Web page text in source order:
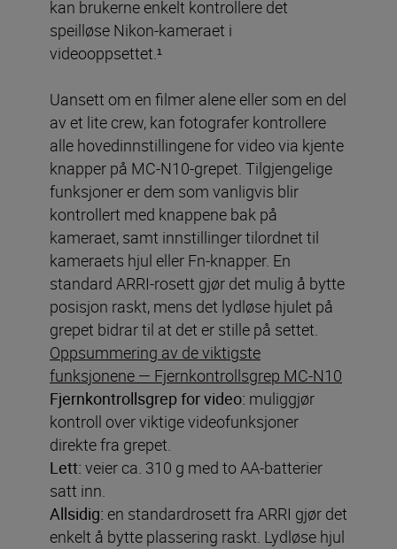
kan brukerne enkelt kontrollere det
speilløse Nikon-kameraet i
videooppsettet.¹
Uansett om en filmer alene eller som en del
av et lite crew, kan fotografer kontrollere
alle hovedinnstillingene for video via kjente
knapper på MC-N10-grepet. Tilgjengelige
funksjoner er dem som vanligvis blir
kontrollert med knappene bak på
kameraet, samt innstillinger tilordnet til
kameraets hjul eller Fn-knapper. En
standard ARRI-rosett gjør det mulig å bytte
posisjon raskt, mens det lydløse hjulet på
grepet bidrar til at det er stille på settet.
Oppsummering av de viktigste
funksjonene — Fjernkontrollsgrep MC-N10
Fjernkontrollsgrep for video: muliggjør
kontroll over viktige videofunksjoner
direkte fra grepet.
Lett: veier ca. 310 g med to AA-batterier
satt inn.
Allsidig: en standardrosett fra ARRI gjør det
enkelt å bytte plassering raskt. Lydløse hjul